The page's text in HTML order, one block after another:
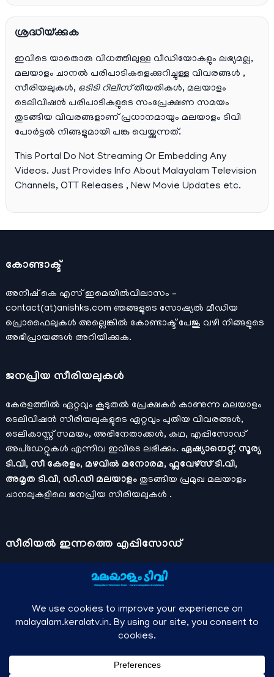
ശ്രദ്ധിയ്ക്കുക
ഇവിടെ യാതൊരു വിധത്തിലുള്ള വീഡിയോകളും ലഭ്യമല്ല,
മലയാളം ചാനല്‍ പരിപാടികളെക്കുറിച്ചുള്ള വിവരങ്ങള്‍ ,
സീരിയലുകള്‍, ഒടിടി റിലീസ്തീയതികള്‍, മലയാളം
ടെലിവിഷന്‍ പരിപാടികളുടെ സംപ്രേക്ഷണ സമയം
തുടങ്ങിയ വിവരങ്ങളാണ് പ്രധാനമായും മലയാളം ടിവി
പോര്‍ട്ടല്‍ നിങ്ങളുമായി പങ്കു വെയ്ക്കുന്നത്.
This Portal Do Not Streaming Or Embedding Any
Videos. Just Provides Info About Malayalam Television
Channels, OTT Releases , New Movie Updates etc.
കോണ്ടാക്ട്
അനീഷ്‌ കെ എസ് ഇമെയില്‍വിലാസം –
contact(at)anishks.com ഞങ്ങളുടെ സോഷ്യല്‍ മീഡിയ
പ്രൊഫൈലുകള്‍ അല്ലെങ്കില്‍ കോണ്ടാക്ട്പേജു വഴി നിങ്ങളുടെ
അഭിപ്രായങ്ങള്‍ അറിയിക്കുക.
ജനപ്രിയ സീരിയലുകള്‍
കേരളത്തിൽ ഏറ്റവും കൂടുതൽ പ്രേക്ഷകർ കാണുന്ന മലയാളം
ടെലിവിഷൻ സീരിയലുകളുടെ ഏറ്റവും പുതിയ വിവരങ്ങൾ,
ടെലികാസ്റ്റ് സമയം, അഭിനേതാക്കൾ, കഥ, എപ്പിസോഡ്
അപ്ഡേറ്റുകൾ എന്നിവ ഇവിടെ ലഭിക്കും. ഏഷ്യാനെറ്റ്, സൂര്യ
ടി.വി, സീ കേരളം, മഴവിൽ മനോരമ, ഫ്ലവേഴ്സ് ടി.വി,
അമൃത ടി.വി, ഡി.ഡി മലയാളം തുടങ്ങിയ പ്രമുഖ മലയാളം
ചാനലുകളിലെ ജനപ്രിയ സീരിയലുകൾ .
സീരിയല്‍ ഇന്നത്തെ എപ്പിസോഡ്
ചാനലുകളുടെ ഔദ്യോഗിക മൊബൈല്‍ ആപ്പുകള്‍ , ഒഫിഷ്യല്‍
യൂട്യൂബ് ചാനല്‍ ഇവ ഉപയോഗപ്പെടുത്തി കഴിഞ്ഞുപോയ
മനോരമ മാക്സ് , സണ്‍ നെക്സ്റ്റ്, സോണി ലിവ് , നെറ്റ് ഫ്ലിക്സ്
തുടങ്ങിയ ഒടിടി ആപ്പുകള്‍ വഴിയുള്ള സിനിമ ഓണ്‍ലൈന്‍